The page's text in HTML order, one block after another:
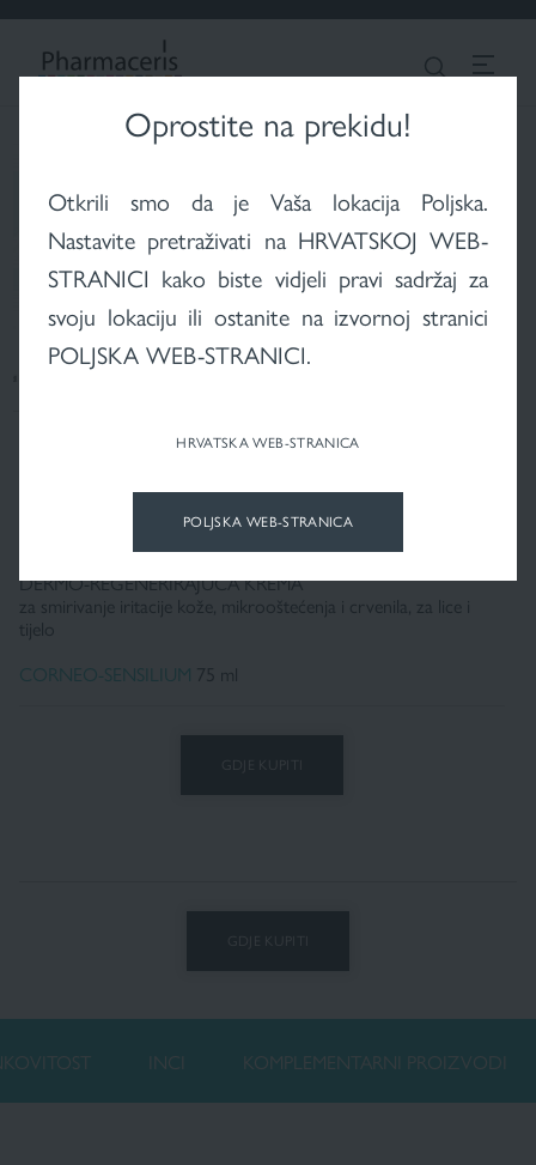
Traži
radioterapije
kose i vlasišta
Tekući puderi
Efikasna zaštita od
sunca
CROATIAN
DERMO-REGENERIRAJUĆA KREMA
za smirivanje iritacije kože, mikrooštećenja i crvenila, za lice i
tijelo
CORNEO-SENSILIUM 75 ml
INCI KOMPLEMENTARNI PROIZVODI
Oprostite na prekidu!
Otkrili smo da je Vaša lokacija Poljska.
Nastavite pretraživati na HRVATSKOJ WEB-
STRANICI kako biste vidjeli pravi sadržaj za
svoju lokaciju ili ostanite na izvornoj stranici
POLJSKA WEB-STRANICI.
HRVATSKA WEB-STRANICA
POLJSKA WEB-STRANICA